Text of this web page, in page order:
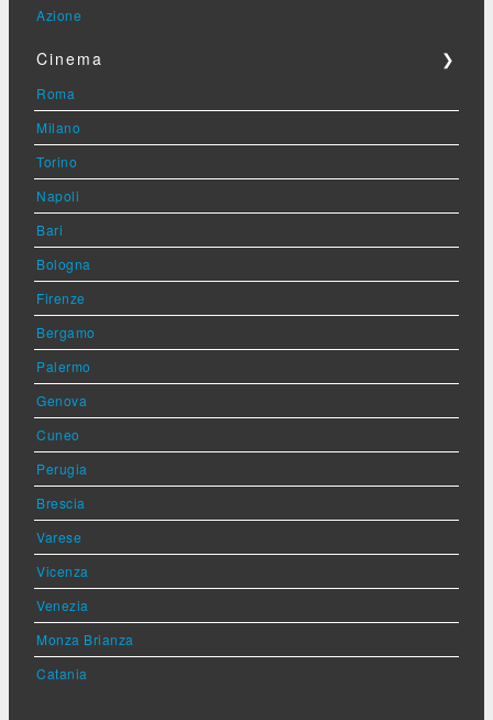
Azione
Cinema ❯
Roma
Milano
Torino
Napoli
Bari
Bologna
Firenze
Bergamo
Palermo
Genova
Cuneo
Perugia
Brescia
Varese
Vicenza
Venezia
Monza Brianza
Catania